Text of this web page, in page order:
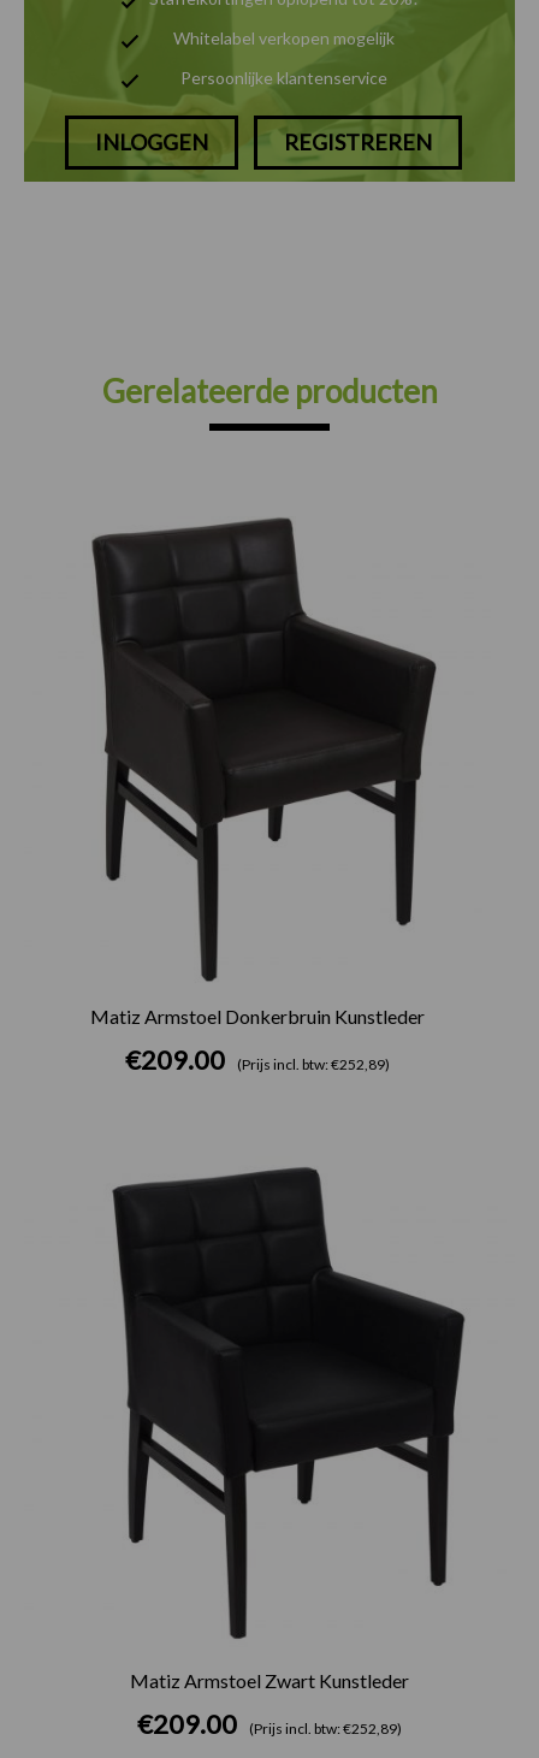
Whitelabel verkopen mogelijk
Persoonlijke klantenservice
INLOGGEN REGISTREREN
Gerelateerde producten
Matiz Armstoel Donkerbruin Kunstleder
€209.00 (Prijs incl. btw: €252,89)
Matiz Armstoel Zwart Kunstleder
€209.00 (Prijs incl. btw: €252,89)